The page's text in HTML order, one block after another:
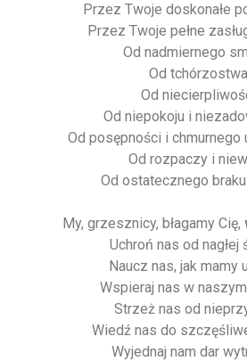
Przez Twoje doskonałe
Przez Twoje pełne
Od nadmiernego
Od
Od
Od niepokoju i
Od posępności i chmurnego
Od rozpaczy i
Od ostatecznego
My, grzesznicy, błagamy Cię,
Uchroń nas od nagłej
Naucz nas, jak mamy
Wspieraj nas w
Strzeż nas od
Wiedź nas do
Wyjednaj nam dar